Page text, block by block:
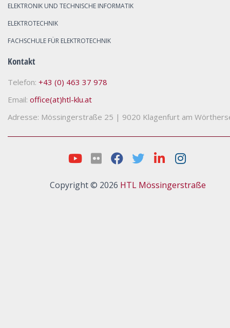
ELEKTRONIK UND TECHNISCHE INFORMATIK
ELEKTROTECHNIK
FACHSCHULE FÜR ELEKTROTECHNIK
Kontakt
Telefon: +43 (0) 463 37 978
Email: office(at)htl-klu.at
Adresse: Mössingerstraße 25 | 9020 Klagenfurt am
Copyright © 2026 HTL Mössingerstraße